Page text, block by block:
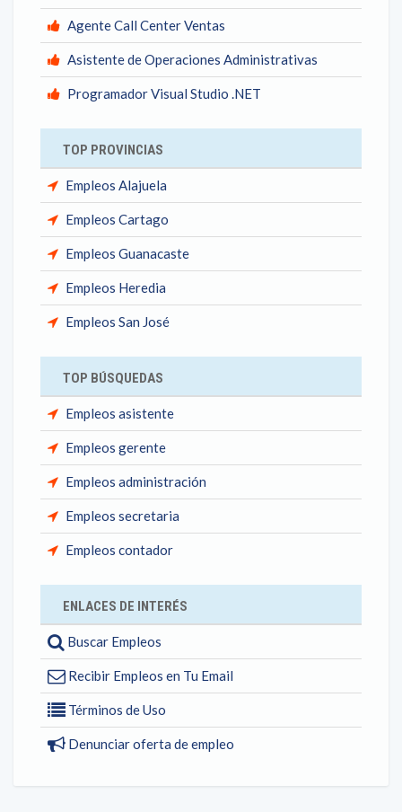
Agente Call Center Ventas
Asistente de Operaciones Administrativas
Programador Visual Studio .NET
TOP PROVINCIAS
Empleos Alajuela
Empleos Cartago
Empleos Guanacaste
Empleos Heredia
Empleos San José
TOP BÚSQUEDAS
Empleos asistente
Empleos gerente
Empleos administración
Empleos secretaria
Empleos contador
ENLACES DE INTERÉS
Buscar Empleos
Recibir Empleos en Tu Email
Términos de Uso
Denunciar oferta de empleo